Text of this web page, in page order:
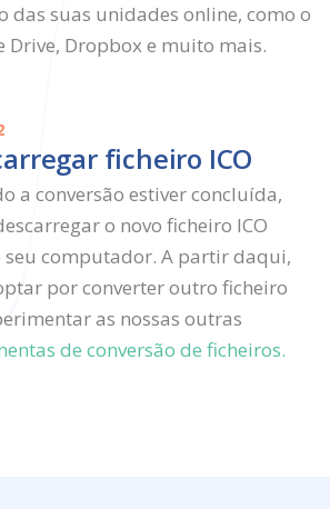
das suas unidades online, como o
Drive, Dropbox e muito mais.
ficheiro ICO
a conversão estiver concluída,
o novo ficheiro ICO
seu computador. A partir daqui,
por converter outro ficheiro
as nossas outras
de conversão de ficheiros.